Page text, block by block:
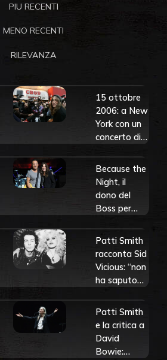
PIU RECENTI
MENO RECENTI
RILEVANZA
15 ottobre
2006: a New
York con un
concerto di
chiude per
sempre il
leggendario
CBGB.
Guarda le
foto di
quella sera
Because the
Night, il
dono del
Boss per
Scopri la
Patti Smith
racconta Sid
Vicious: “non
ha saputo
l’equilibrio, la
sua storia è
tragica e
triste”
Patti Smith
e la critica a
David
Bowie: